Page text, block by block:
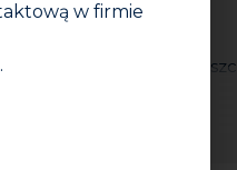
unikać tłustych
w firmie